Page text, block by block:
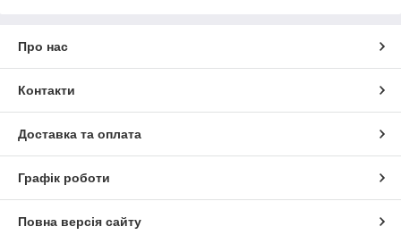
Про нас
Контакти
Доставка та оплата
Графік роботи
Повна версія сайту